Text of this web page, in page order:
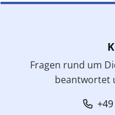
Fragen rund um
beantwortet